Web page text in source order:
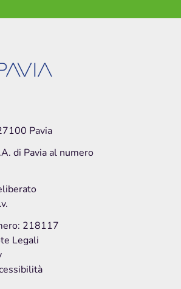
Pavia
di Pavia al numero
218117
Legali